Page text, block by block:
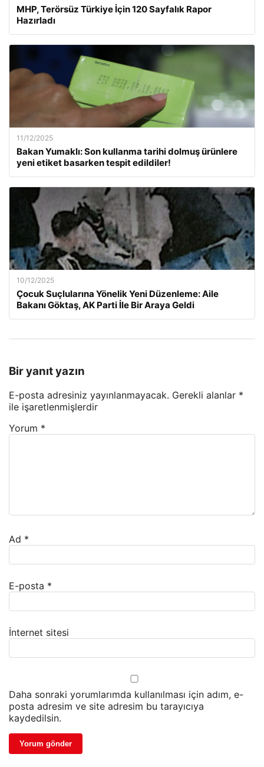
MHP, Terörsüz Türkiye İçin 120 Sayfalık Rapor
Hazırladı
11/12/2025
Bakan Yumaklı: Son kullanma tarihi dolmuş ürünlere
yeni etiket basarken tespit edildiler!
10/12/2025
Çocuk Suçlularına Yönelik Yeni Düzenleme: Aile
Bakanı Göktaş, AK Parti İle Bir Araya Geldi
Bir yanıt yazın
E-posta adresiniz yayınlanmayacak. Gerekli alanlar *
ile işaretlenmişlerdir
Yorum *
Ad *
E-posta *
İnternet sitesi
Daha sonraki yorumlarımda kullanılması için adım, e-
posta adresim ve site adresim bu tarayıcıya
kaydedilsin.